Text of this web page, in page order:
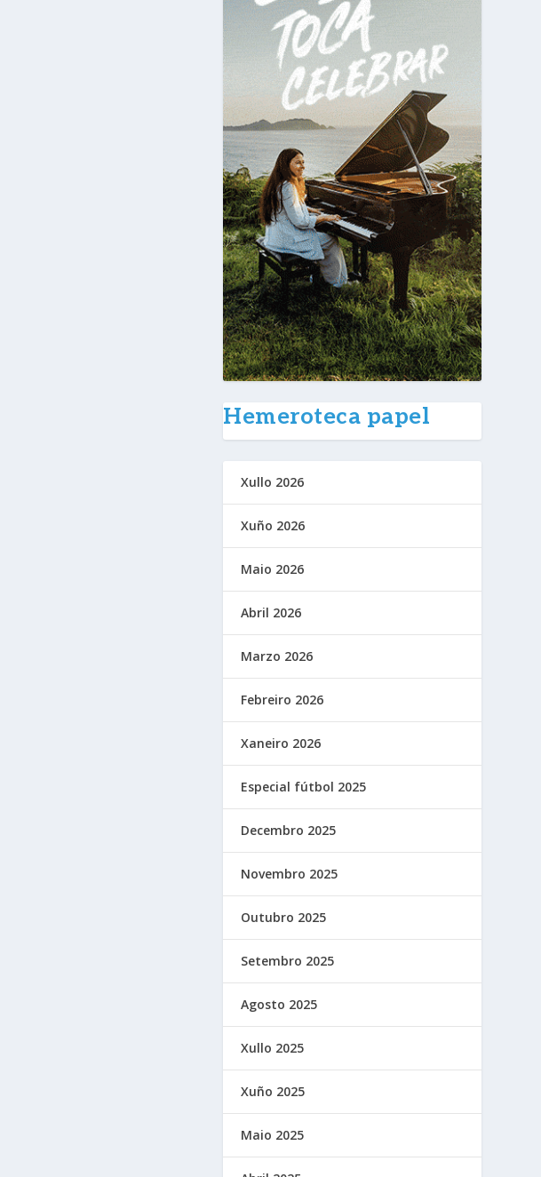
Hemeroteca papel
Xullo 2026
Xuño 2026
Maio 2026
Abril 2026
Marzo 2026
Febreiro 2026
Xaneiro 2026
Especial fútbol 2025
Decembro 2025
Novembro 2025
Outubro 2025
Setembro 2025
Agosto 2025
Xullo 2025
Xuño 2025
Maio 2025